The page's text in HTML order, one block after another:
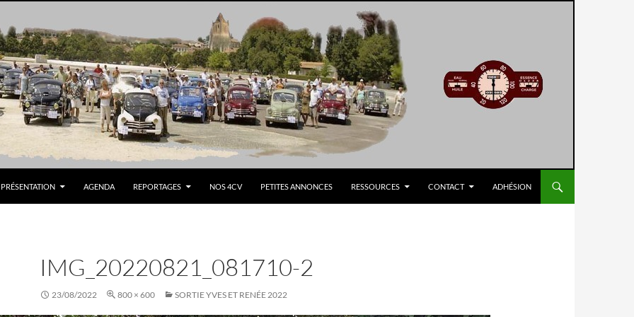
PRÉSENTATION AGENDA REPORTAGES NOS 4CV PETITES ANNONCES RESSOURCES CONTACT ADHÉSION
IMG_20220821_081710-2
23/08/2022 800 × 600 SORTIE YVES ET RENÉE 2022